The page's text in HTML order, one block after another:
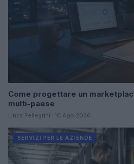
Come progettare un
multi-paese
Linda Pellegrini · 10 Ago 2026
SERVIZI PER LE AZIENDE